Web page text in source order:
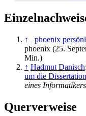
↑ phoenix
phoenix (25.
Min.)
↑ Hadmut Danisch:
um die
eines Informatikers
Querverweise